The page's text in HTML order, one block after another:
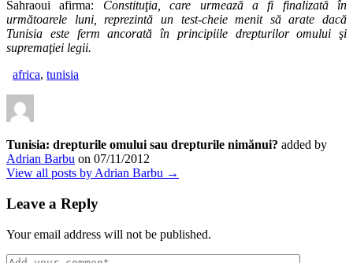
Sahraoui afirma: Constituţia, care urmează a fi finalizată în
următoarele luni, reprezintă un test-cheie menit să arate dacă
Tunisia este ferm ancorată în principiile drepturilor omului şi
supremaţiei legii.
africa, tunisia
Tunisia: drepturile omului sau drepturile nimănui? added by
Adrian Barbu on 07/11/2012
View all posts by Adrian Barbu →
Leave a Reply
Your email address will not be published.